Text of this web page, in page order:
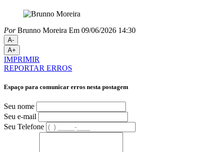
PorBrunno Moreira Em 09/06/2026 14:30
A-
A+
IMPRIMIR
REPORTAR ERROS
Espaço para comunicar erros nesta postagem
Seu nome
Seu e-mail
Seu Telefone